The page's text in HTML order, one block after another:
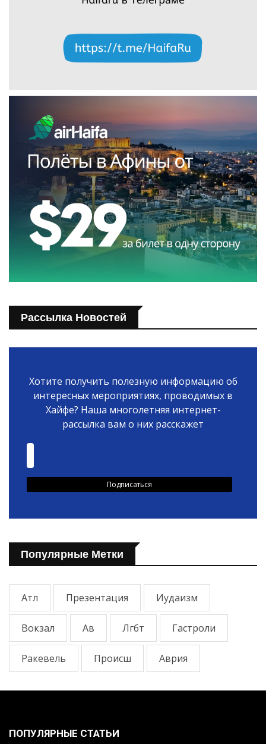
Рассылка Новостей
Хотите получить полезную информацию об
интересных мероприятиях, проводимых в
Хайфе? Наша многолетняя интернет-
рассылка вам о них расскажет
Популярные Метки
Атл Презентация Иудаизм
Вокзал Ав Лгбт Гастроли
Ракевель Происш Аврия
ПОПУЛЯРНЫЕ СТАТЬИ